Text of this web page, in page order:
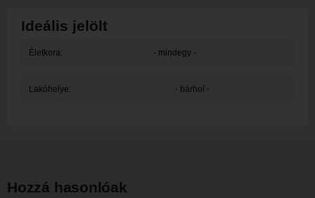
Ideális jelölt
Életkora: - mindegy -
Lakóhelye: - bárhol -
Hozzá hasonlóak